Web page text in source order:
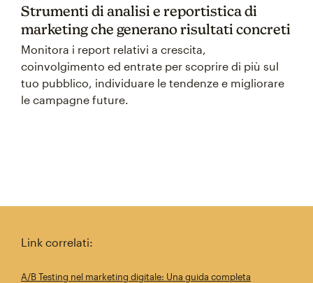
Strumenti di analisi e reportistica di
marketing che generano risultati concreti
Monitora i report relativi a crescita,
coinvolgimento ed entrate per scoprire di più sul
tuo pubblico, individuare le tendenze e migliorare
le campagne future.
Link correlati:
A/B Testing nel marketing digitale: Una guida completa